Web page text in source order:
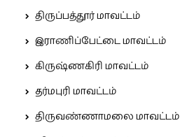
திருப்பத்தூர் மாவட்டம்
இராணிப்பேட்டை மாவட்டம்
கிருஷ்ணகிரி மாவட்டம்
தர்மபுரி மாவட்டம்
திருவண்ணாமலை மாவட்டம்